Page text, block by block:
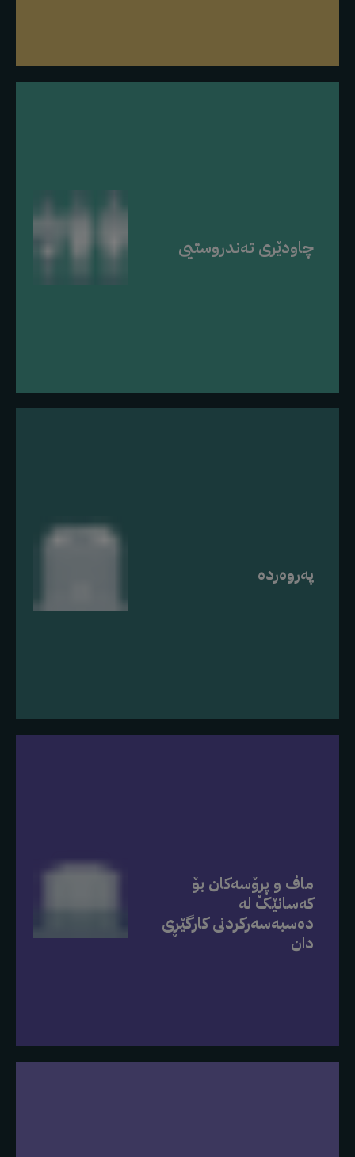
چاودێری تەندروستیی
پەروەردە
ماف و پڕۆسەکان بۆ
کەسانێک لە
دەسبەسەرکردنی کارگێڕی
دان